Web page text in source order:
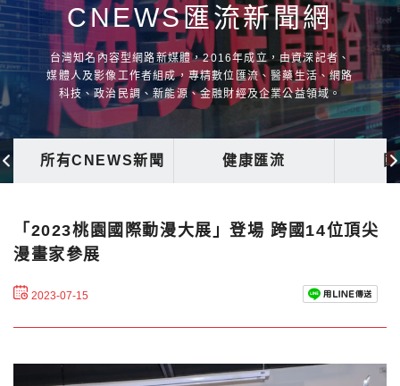
CNEWS匯流新聞網
台灣知名內容型網路新媒體，2016年成立，由資深記者、
媒體人及影像工作者組成，專精數位匯流、醫藥生活、網路
科技、政治民調、新能源、金融財經及企業公益領域。
所有CNEWS新聞 健康匯流
「2023桃園國際動漫大展」登場 跨國14位頂尖
漫畫家參展
2023-07-15